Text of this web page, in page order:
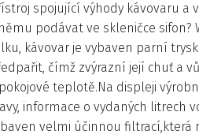
spojující výhody kávovaru a
podávat ve skleničce sifon?
kávovar je vybaven parní
čímž zvýrazní její chuť a
teplotě.Na displeji
informace o vydaných litrech
velmi účinnou